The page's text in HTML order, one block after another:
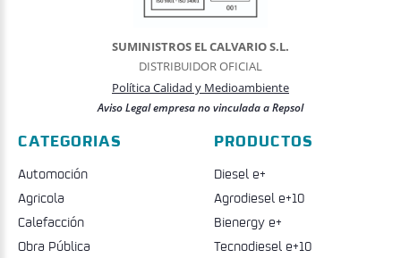
SUMINISTROS EL CALVARIO S.L.
DISTRIBUIDOR OFICIAL
Política Calidad y Medioambiente
Aviso Legal empresa no vinculada a Repsol
CATEGORIAS
Automoción
Agricola
Calefacción
Obra Pública
PRODUCTOS
Diesel e+
Agrodiesel e+10
Bienergy e+
Tecnodiesel e+10